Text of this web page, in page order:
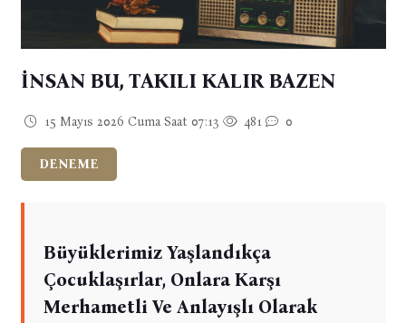
İNSAN BU, TAKILI KALIR BAZEN
15 Mayıs 2026 Cuma Saat 07:13 481 0
DENEME
Büyüklerimiz Yaşlandıkça
Çocuklaşırlar, Onlara Karşı
Merhametli Ve Anlayışlı Olarak